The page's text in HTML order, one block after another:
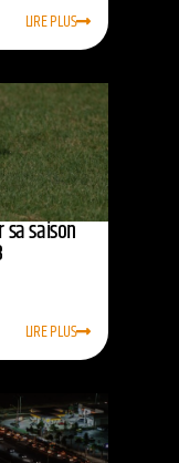
LIRE PLUS
sa saison
LIRE PLUS